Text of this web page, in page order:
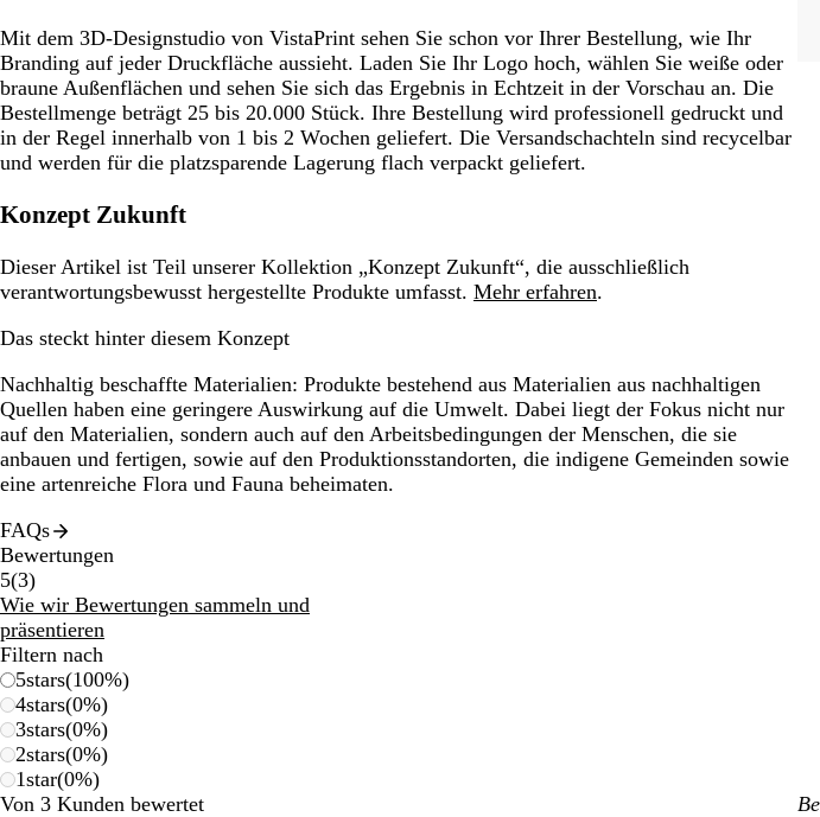
Mit dem 3D-Designstudio von VistaPrint sehen Sie schon vor Ihrer Bestellung, wie Ihr
Branding auf jeder Druckfläche aussieht. Laden Sie Ihr Logo hoch, wählen Sie weiße oder
braune Außenflächen und sehen Sie sich das Ergebnis in Echtzeit in der Vorschau an. Die
Bestellmenge beträgt 25 bis 20.000 Stück. Ihre Bestellung wird professionell gedruckt und
in der Regel innerhalb von 1 bis 2 Wochen geliefert. Die Versandschachteln sind recycelbar
und werden für die platzsparende Lagerung flach verpackt geliefert.
Konzept Zukunft
Dieser Artikel ist Teil unserer Kollektion „Konzept Zukunft“, die ausschließlich
verantwortungsbewusst hergestellte Produkte umfasst. Mehr erfahren.
Das steckt hinter diesem Konzept
Nachhaltig beschaffte Materialien: Produkte bestehend aus Materialien aus nachhaltigen
Quellen haben eine geringere Auswirkung auf die Umwelt. Dabei liegt der Fokus nicht nur
auf den Materialien, sondern auch auf den Arbeitsbedingungen der Menschen, die sie
anbauen und fertigen, sowie auf den Produktionsstandorten, die indigene Gemeinden sowie
eine artenreiche Flora und Fauna beheimaten.
FAQs
Bewertungen
5(33
Bewertungen
)
Wie wir Bewertungen sammeln und
präsentieren
Filtern nach
5stars(100%)
4stars(0%)
3stars(0%)
2stars(0%)
1star(0%)
Von 3 Kunden bewertet